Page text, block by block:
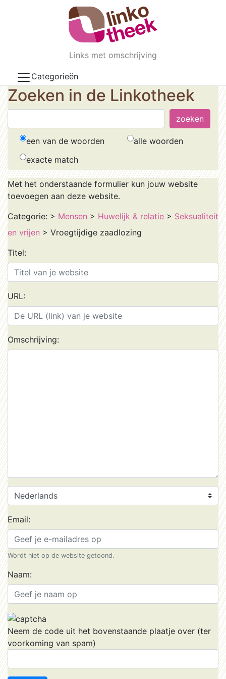
Skip to main content
Links met omschrijving
Categorieën
Zoeken in de Linkotheek
een van de woorden
alle woorden
exacte match
Met het onderstaande formulier kun jouw website
toevoegen aan deze website.
Categorie: > Mensen > Huwelijk & relatie > Seksualiteit
en vrijen > Vroegtijdige zaadlozing
Titel:
URL:
Omschrijving:
Email:
Wordt niet op de website getoond.
Naam:
Neem de code uit het bovenstaande plaatje over (ter
voorkoming van spam)